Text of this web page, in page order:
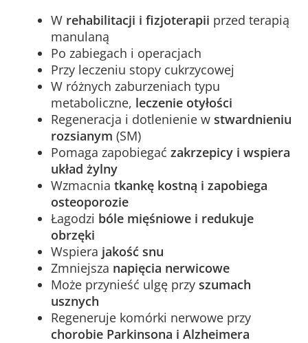
W rehabilitacji i fizjoterapii przed terapią
manulaną
Po zabiegach i operacjach
Przy leczeniu stopy cukrzycowej
W różnych zaburzeniach typu
metaboliczne, leczenie otyłości
Regeneracja i dotlenienie w stwardnieniu
rozsianym (SM)
Pomaga zapobiegać zakrzepicy i wspiera
układ żylny
Wzmacnia tkankę kostną i zapobiega
osteoporozie
Łagodzi bóle mięśniowe i redukuje
obrzęki
Wspiera jakość snu
Zmniejsza napięcia nerwicowe
Może przynieść ulgę przy szumach
usznych
Regeneruje komórki nerwowe przy
chorobie Parkinsona i Alzheimera